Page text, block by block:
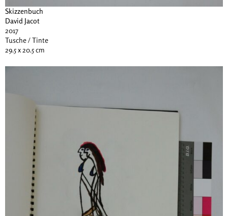
Skizzenbuch
David Jacot
2017
Tusche / Tinte
29.5 x 20.5 cm